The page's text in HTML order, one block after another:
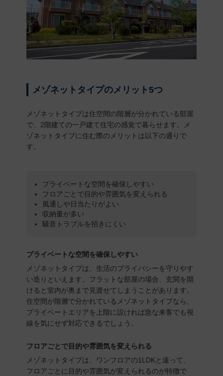
メゾネットタイプのメリット5つ
メゾネットタイプは住空間の階層が分かれている部屋
で、2階建ての一戸建て住宅の感覚で暮らせます。メ
ゾネットタイプに住む際のメリットは以下の通りで
す。
プライベートな空間を確保しやすい
フロアごとで目的や雰囲気を変えられる
風通しや日当たりがよい
収納量が多い
騒音トラブルを招きにくい
プライベートな空間を確保しやすい
メゾネットタイプは、生活のプライバシーを守りやす
い造りといえます。フラットな部屋の場合、玄関を開
けると室内が奥まで見渡せてしまうことがあります。
住空間が階層で分かれているメゾネットタイプなら、
プライベートエリアを上階に設ければ急な来客でも視
線を気にせず対応できるでしょう。
フロアごとで目的や雰囲気を変えられる
メゾネットタイプは、ワンフロアの1LDKと違って、
フロアごとに目的や雰囲気が変えられるのが特徴で